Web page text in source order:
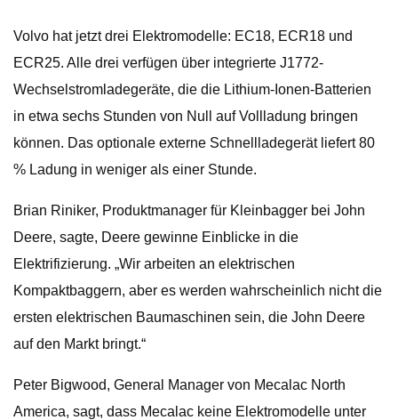
Volvo hat jetzt drei Elektromodelle: EC18, ECR18 und
ECR25. Alle drei verfügen über integrierte J1772-
Wechselstromladegeräte, die die Lithium-Ionen-Batterien
in etwa sechs Stunden von Null auf Vollladung bringen
können. Das optionale externe Schnellladegerät liefert 80
% Ladung in weniger als einer Stunde.
Brian Riniker, Produktmanager für Kleinbagger bei John
Deere, sagte, Deere gewinne Einblicke in die
Elektrifizierung. „Wir arbeiten an elektrischen
Kompaktbaggern, aber es werden wahrscheinlich nicht die
ersten elektrischen Baumaschinen sein, die John Deere
auf den Markt bringt.“
Peter Bigwood, General Manager von Mecalac North
America, sagt, dass Mecalac keine Elektromodelle unter